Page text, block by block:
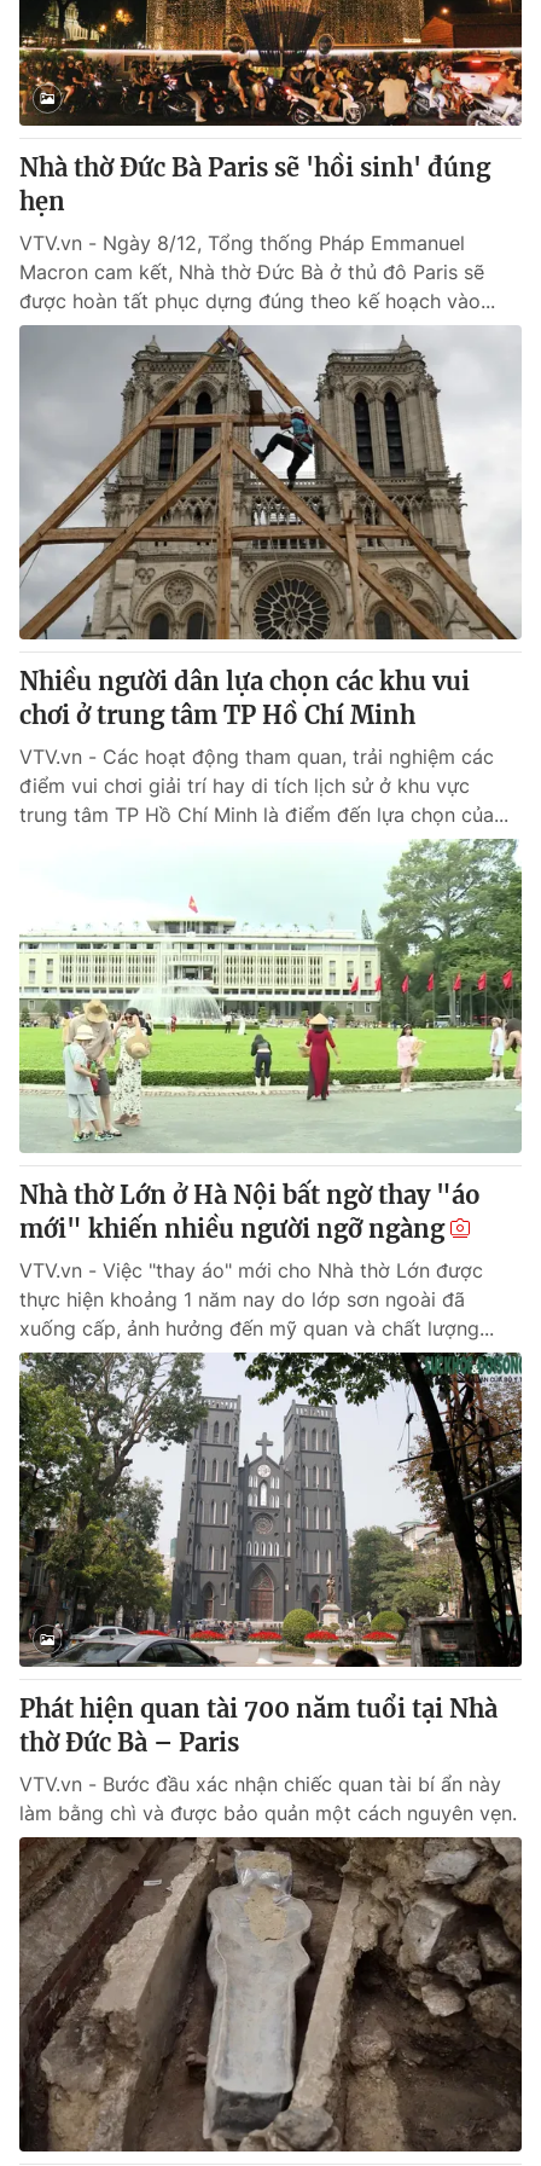
Thị trường 24h Tấm lòng Việt
VTV4 Vươn mình bằng AI
VTV9 VTV8
Liên hệ tòa soạn
THỜI BÁO VTV
Theo dõi báo trên
Cơ quan chủ quản:Đài Truyền hình Việt Nam
Cơ quan báo chí:Thời báo VTV
Giấy phép hoạt động báo in và báo điện tử số 483/GP-BTTTT
cấp ngày 29/12/2023
Tổng Biên tập:Vũ Thanh Thủy
Phó Tổng Biên tập:Nguyễn Thị Mỹ Hạnh, Phạm Quốc Thắng,
Nguyễn Trọng Ninh
Tổng đài VTV:024.38 355 931 - 024.38 355 932
Ðiện thoại Thời báo VTV:
Email: toasoan@vtv.vn
Liên hệ quảng cáo: 024-7300.7108
® Cấm sao chép dưới mọi hình thức nếu không có sự chấp
thuận bằng văn bản. Ghi rõ nguồn VTV.vn khi phát hành lại
thông tin từ website này.
Nhà thờ Đức Bà Paris sẽ 'hồi sinh' đúng
hẹn
VTV.vn - Ngày 8/12, Tổng thống Pháp Emmanuel
Macron cam kết, Nhà thờ Đức Bà ở thủ đô Paris sẽ
được hoàn tất phục dựng đúng theo kế hoạch vào...
Nhiều người dân lựa chọn các khu vui
chơi ở trung tâm TP Hồ Chí Minh
VTV.vn - Các hoạt động tham quan, trải nghiệm các
điểm vui chơi giải trí hay di tích lịch sử ở khu vực
trung tâm TP Hồ Chí Minh là điểm đến lựa chọn của...
Nhà thờ Lớn ở Hà Nội bất ngờ thay "áo
mới" khiến nhiều người ngỡ ngàng
VTV.vn - Việc "thay áo" mới cho Nhà thờ Lớn được
thực hiện khoảng 1 năm nay do lớp sơn ngoài đã
xuống cấp, ảnh hưởng đến mỹ quan và chất lượng...
Phát hiện quan tài 700 năm tuổi tại Nhà
thờ Đức Bà – Paris
VTV.vn - Bước đầu xác nhận chiếc quan tài bí ẩn này
làm bằng chì và được bảo quản một cách nguyên vẹn.